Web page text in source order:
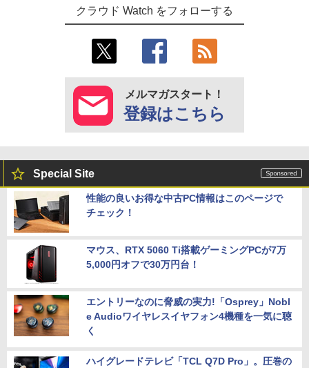
クラウド Watch をフォローする
メルマガスタート！
登録はこちら
Special Site
性能の良いお得な中古PC情報はこのページで
チェック！
マウス、RTX 5060 Ti搭載ゲーミングPCが7万
5,000円オフで30万円台！
エントリーなのに脅威の実力!「Osprey」Nobl
e Audioワイヤレスイヤフォン4機種を一気に聴
く
ハイグレードテレビ「TCL Q7D Pro」。圧巻の